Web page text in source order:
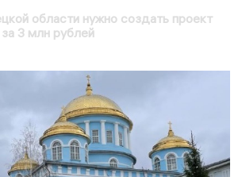
области нужно создать проект
3 млн рублей